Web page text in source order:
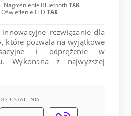
Nagłośnienie BluetoothTAK
Oświetlenie LED TAK
rozwiązanie dla
które pozwala na wyjątkowe
i odprężenie w
Wykonana z najwyższej
DO USTALENIA